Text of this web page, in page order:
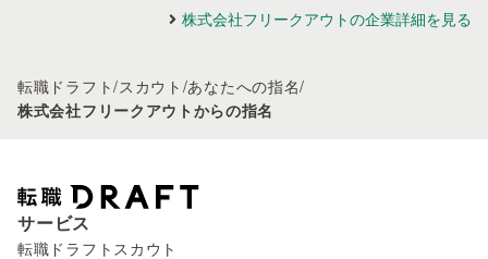
株式会社フリークアウトの企業詳細を見る
転職ドラフト/スカウト /あなたへの指名/
株式会社フリークアウトからの指名
サービス
転職ドラフトスカウト